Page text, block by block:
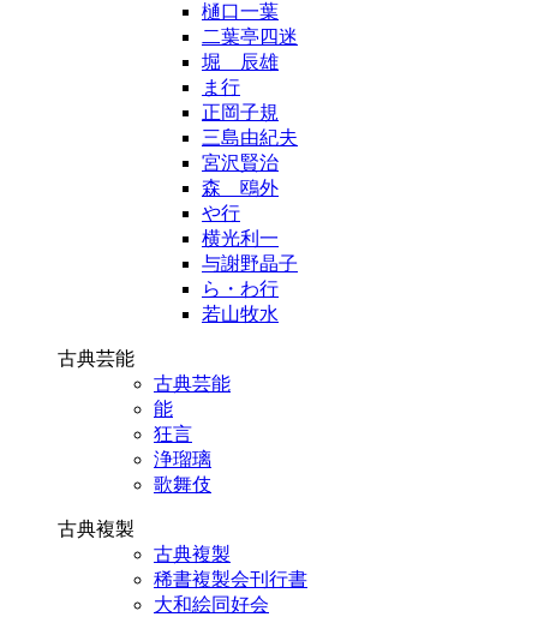
樋口一葉
二葉亭四迷
堀 辰雄
ま行
正岡子規
三島由紀夫
宮沢賢治
森 鴎外
や行
横光利一
与謝野晶子
ら・わ行
若山牧水
古典芸能
古典芸能
能
狂言
浄瑠璃
歌舞伎
古典複製
古典複製
稀書複製会刊行書
大和絵同好会